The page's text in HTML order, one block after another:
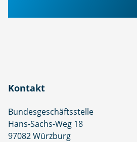
Kontakt
Bundesgeschäftsstelle
Hans-Sachs-Weg 18
97082 Würzburg